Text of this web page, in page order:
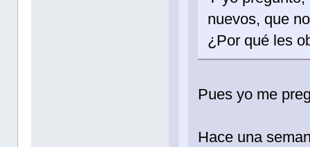
nuevos, que
¿Por qué les
Pues yo me
Hace una